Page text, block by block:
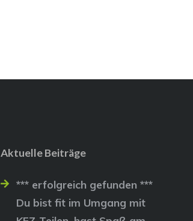
Aktuelle Beiträge
*** erfolgreich gefunden ***
Du bist fit im Umgang mit